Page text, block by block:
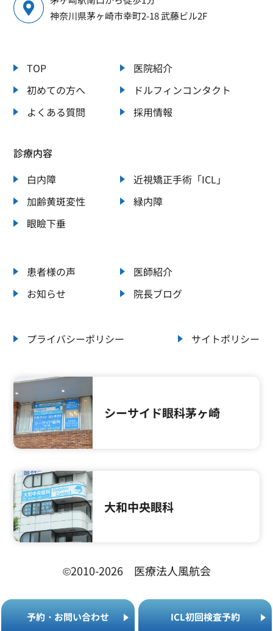
予約 ・ お問い合わせ ICL初回検査予約
神奈川県茅ヶ崎市幸町2-18 武藤ビル2F
TOP
初めての方へ
よくある質問
診療内容
白内障
近視矯正手術「ICL」
加齢黄斑変性
緑内障
眼瞼下垂
患者様の声
医師紹介
お知らせ
院長ブログ
医院紹介
ドルフィンコンタクト
採用情報
プライバシーポリシー サイトポリシー
シーサイド眼科茅ヶ崎
大和中央眼科
©2010-2026 医療法人風航会